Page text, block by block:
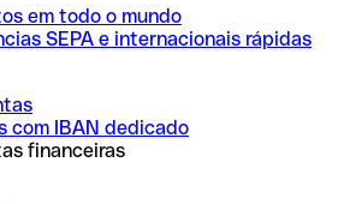
em todo o mundo
SEPA e internacionais rápidas
com IBAN dedicado
financeiras